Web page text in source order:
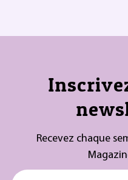
Recevez chaque